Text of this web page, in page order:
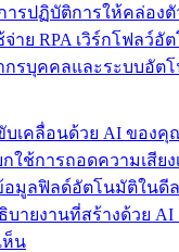
ารปฏิบัติการให้คล่อง
าย RPA เวิร์กโฟลว์อั
รบุคคลและระบบอัต
บเคลื่อนด้วย AI ของคุ
กใช้การถอดความเสีย
อมูลฟิลด์อัตโนมัติในดีล
บายงานที่สร้างด้วย AI
ห็น